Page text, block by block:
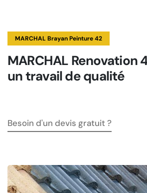
MARCHAL Brayan Peinture 42
MARCHAL Renovation
un travail de qualité
Besoin d'un devis gratuit ?